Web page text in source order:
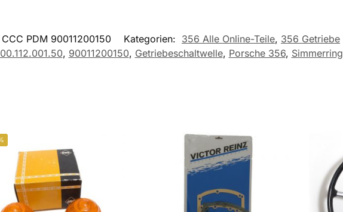
CCC PDM 90011200150 Kategorien: 356 Alle Online-Teile, 356 Getriebe
, 90011200150, Getriebeschaltwelle, Porsche 356, Simmerring